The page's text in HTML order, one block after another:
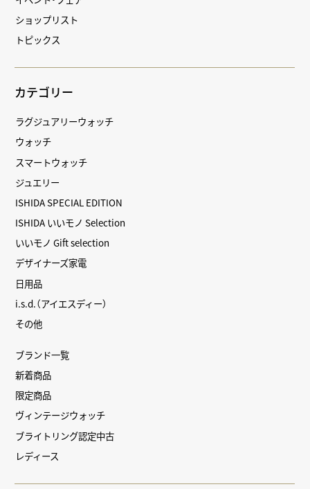
ショップリスト
トピックス
カテゴリー
ラグジュアリーウォッチ
ウォッチ
スマートウォッチ
ジュエリー
ISHIDA SPECIAL EDITION
ISHIDA いいモノ Selection
いいモノ Gift selection
デザイナーズ家電
日用品
i.s.d.（アイエスディー）
その他
ブランド一覧
新着商品
限定商品
ヴィンテージウォッチ
ブライトリング認定中古
レディース